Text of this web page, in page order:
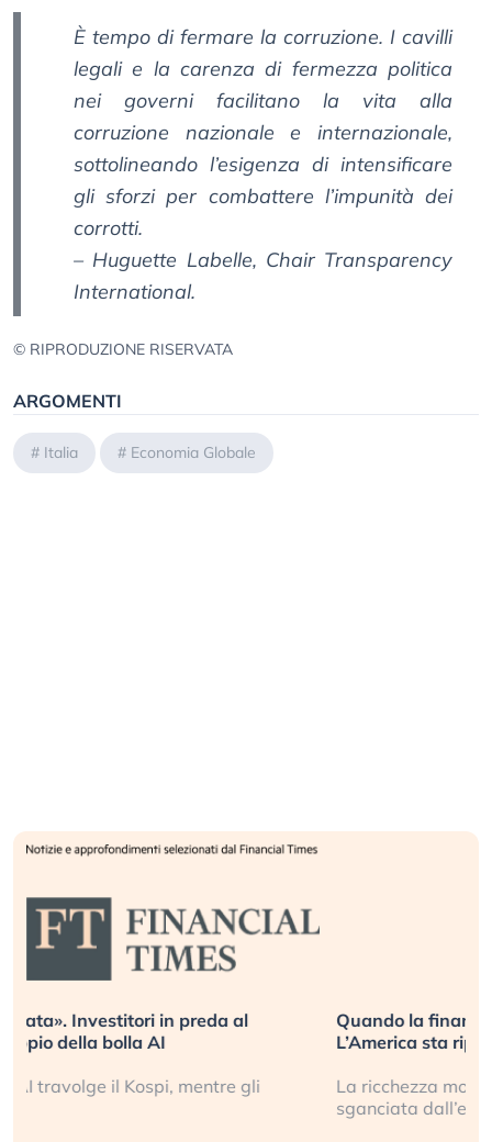
È tempo di fermare la corruzione. I cavilli
legali e la carenza di fermezza politica
nei governi facilitano la vita alla
corruzione nazionale e internazionale,
sottolineando l’esigenza di intensificare
gli sforzi per combattere l’impunità dei
corrotti.
– Huguette Labelle, Chair Transparency
International.
© RIPRODUZIONE RISERVATA
ARGOMENTI
# Italia # Economia Globale
Quando la finanza pesa più dell’economia reale.
L’America sta ripetendo gli errori del 2008?
La ricchezza mondiale cresce, ma è sempre più